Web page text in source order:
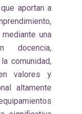
aportan a
una
docencia,
comunidad,
valores y
altamente